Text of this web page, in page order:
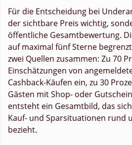
Für die Entscheidung bei
der sichtbare Preis wichtig,
öffentliche Gesamtbewertung.
auf maximal fünf Sterne
zwei Quellen zusammen: Zu 70
Einschätzungen von
Cashback-Käufen ein, zu 30
Gästen mit Shop- oder
entsteht ein Gesamtbild, das
Kauf- und Sparsituationen rund
bezieht.